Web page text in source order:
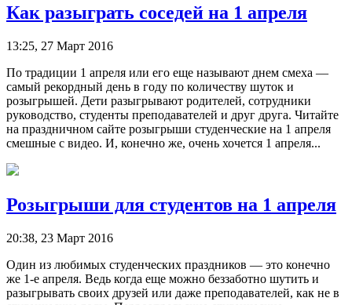
Как разыграть соседей на 1 апреля
13:25, 27 Март 2016
По традиции 1 апреля или его еще называют днем смеха —
самый рекордный день в году по количеству шуток и
розыгрышей. Дети разыгрывают родителей, сотрудники
руководство, студенты преподавателей и друг друга. Читайте
на праздничном сайте розыгрыши студенческие на 1 апреля
смешные с видео. И, конечно же, очень хочется 1 апреля...
Розыгрыши для студентов на 1 апреля
20:38, 23 Март 2016
Один из любимых студенческих праздников — это конечно
же 1-е апреля. Ведь когда еще можно беззаботно шутить и
разыгрывать своих друзей или даже преподавателей, как не в